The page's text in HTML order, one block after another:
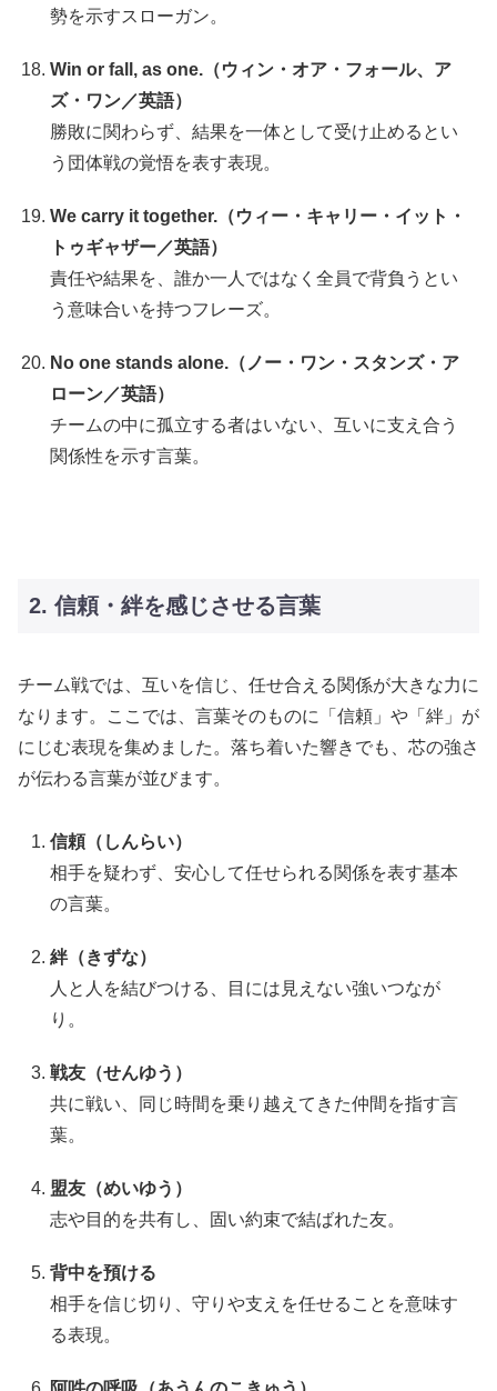
勢を示すスローガン。
Win or fall, as one.（ウィン・オア・フォール、ア
ズ・ワン／英語）
勝敗に関わらず、結果を一体として受け止めるとい
う団体戦の覚悟を表す表現。
We carry it together.（ウィー・キャリー・イット・
トゥギャザー／英語）
責任や結果を、誰か一人ではなく全員で背負うとい
う意味合いを持つフレーズ。
No one stands alone.（ノー・ワン・スタンズ・ア
ローン／英語）
チームの中に孤立する者はいない、互いに支え合う
関係性を示す言葉。
2. 信頼・絆を感じさせる言葉
チーム戦では、互いを信じ、任せ合える関係が大きな力に
なります。ここでは、言葉そのものに「信頼」や「絆」が
にじむ表現を集めました。落ち着いた響きでも、芯の強さ
が伝わる言葉が並びます。
信頼（しんらい）
相手を疑わず、安心して任せられる関係を表す基本
の言葉。
絆（きずな）
人と人を結びつける、目には見えない強いつなが
り。
戦友（せんゆう）
共に戦い、同じ時間を乗り越えてきた仲間を指す言
葉。
盟友（めいゆう）
志や目的を共有し、固い約束で結ばれた友。
背中を預ける
相手を信じ切り、守りや支えを任せることを意味す
る表現。